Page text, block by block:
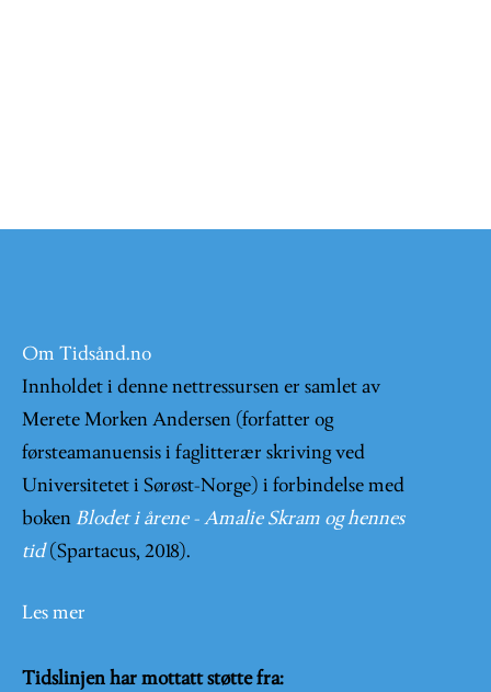
Om Tidsånd.no
Innholdet i denne nettressursen er samlet av
Merete Morken Andersen (forfatter og
førsteamanuensis i faglitterær skriving ved
Universitetet i Sørøst-Norge) i forbindelse med
boken Blodet i årene - Amalie Skram og hennes
tid (Spartacus, 2018).
Les mer
Tidslinjen har mottatt støtte fra: